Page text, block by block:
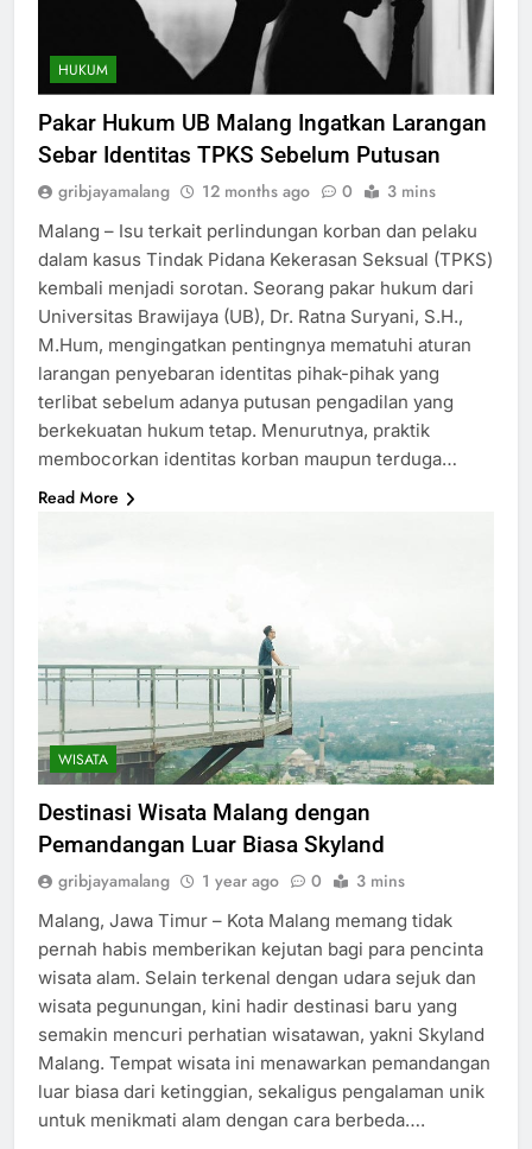
HUKUM
Pakar Hukum UB Malang Ingatkan Larangan
Sebar Identitas TPKS Sebelum Putusan
gribjayamalang 12 months ago 0 3 mins
Malang – Isu terkait perlindungan korban dan pelaku
dalam kasus Tindak Pidana Kekerasan Seksual (TPKS)
kembali menjadi sorotan. Seorang pakar hukum dari
Universitas Brawijaya (UB), Dr. Ratna Suryani, S.H.,
M.Hum, mengingatkan pentingnya mematuhi aturan
larangan penyebaran identitas pihak-pihak yang
terlibat sebelum adanya putusan pengadilan yang
berkekuatan hukum tetap. Menurutnya, praktik
membocorkan identitas korban maupun terduga…
Read More
WISATA
Destinasi Wisata Malang dengan
Pemandangan Luar Biasa Skyland
gribjayamalang 1 year ago 0 3 mins
Malang, Jawa Timur – Kota Malang memang tidak
pernah habis memberikan kejutan bagi para pencinta
wisata alam. Selain terkenal dengan udara sejuk dan
wisata pegunungan, kini hadir destinasi baru yang
semakin mencuri perhatian wisatawan, yakni Skyland
Malang. Tempat wisata ini menawarkan pemandangan
luar biasa dari ketinggian, sekaligus pengalaman unik
untuk menikmati alam dengan cara berbeda….